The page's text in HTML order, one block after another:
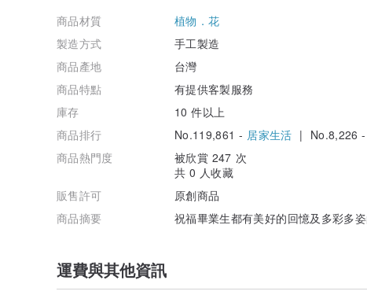
▪️高雄林森店 ( 高雄市新興區林森一路207-1號 )
▪️高雄左營店 ( 高雄市左營區建業新村緯十一路20號 )
▪️台南店面 ( 台南市中西區新美街192號1樓 )
【聯繫我們】
官方Line@ : @meetforever (含@)
商品材質
植物．花
製造方式
手工製造
商品產地
台灣
商品特點
有提供客製服務
庫存
10 件以上
商品排行
No.119,861 - 居家生活 | No.8,226
商品熱門度
被欣賞 247 次
共 0 人收藏
販售許可
原創商品
商品摘要
祝福畢業生都有美好的回憶及多彩多
運費與其他資訊